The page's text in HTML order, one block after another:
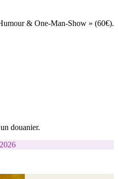
& One-Man-Show » (60€).
douanier.